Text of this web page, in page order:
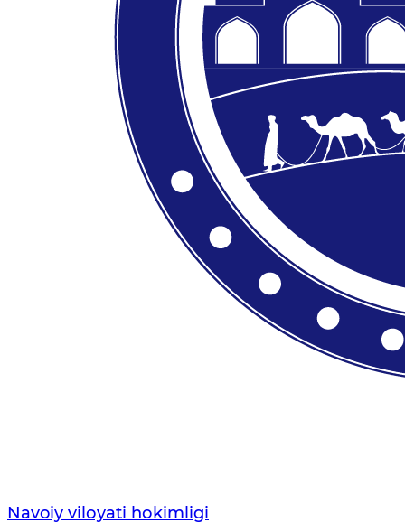
Navoiy vilоyati hоkimligi